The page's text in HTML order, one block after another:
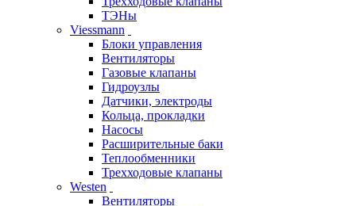
ТЭНы
Viessmann
Блоки управления
Вентиляторы
Газовые клапаны
Гидроузлы
Датчики, электроды
Кольца, прокладки
Насосы
Расширительные баки
Теплообменники
Трехходовые клапаны
Westen
Вентиляторы